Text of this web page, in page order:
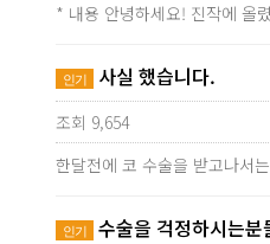
* 내용 안녕하세요! 진작에 올
인기 사실 했습니다.
조회 9,654
한달전에 코 수술을 받고나서
인기 수술을 걱정하시는